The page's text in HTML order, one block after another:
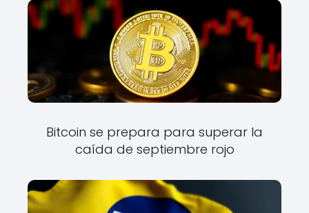
Bitcoin se prepara para superar la
caída de septiembre rojo